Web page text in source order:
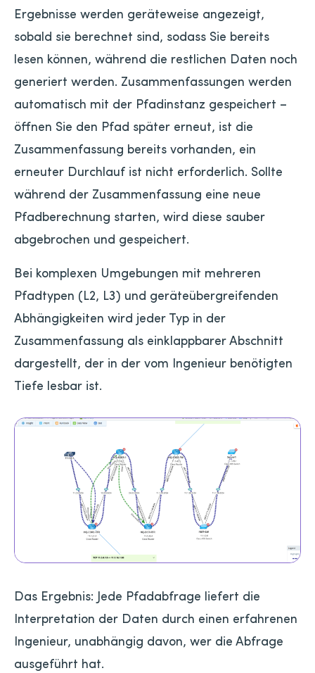
Ergebnisse werden geräteweise angezeigt,
sobald sie berechnet sind, sodass Sie bereits
lesen können, während die restlichen Daten noch
generiert werden. Zusammenfassungen werden
automatisch mit der Pfadinstanz gespeichert –
öffnen Sie den Pfad später erneut, ist die
Zusammenfassung bereits vorhanden, ein
erneuter Durchlauf ist nicht erforderlich. Sollte
während der Zusammenfassung eine neue
Pfadberechnung starten, wird diese sauber
abgebrochen und gespeichert.
Bei komplexen Umgebungen mit mehreren
Pfadtypen (L2, L3) und geräteübergreifenden
Abhängigkeiten wird jeder Typ in der
Zusammenfassung als einklappbarer Abschnitt
dargestellt, der in der vom Ingenieur benötigten
Tiefe lesbar ist.
Das Ergebnis: Jede Pfadabfrage liefert die
Interpretation der Daten durch einen erfahrenen
Ingenieur, unabhängig davon, wer die Abfrage
ausgeführt hat.